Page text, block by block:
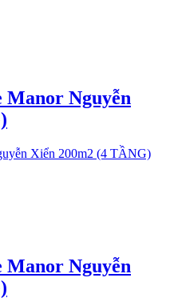
Manor Nguyễn
Manor Nguyễn